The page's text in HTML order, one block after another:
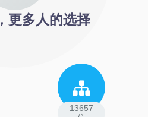
更多人的选择
13657